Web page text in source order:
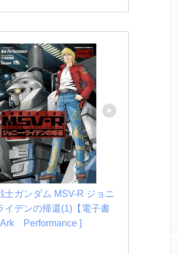
士ガンダム MSV-R ジョニ
イデンの帰還(1)【電子書
　Performance ]